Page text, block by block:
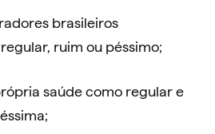
brasileiros
ruim ou péssimo;
saúde como regular e